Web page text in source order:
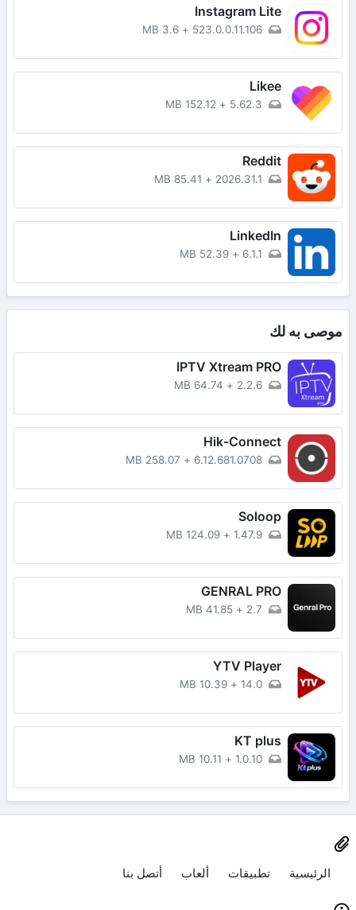
Instagram Lite
523.0.0.11.106
+
3.6 MB
Likee
5.62.3
+
152.12 MB
Reddit
2026.31.1
+
85.41 MB
LinkedIn
6.1.1
+
52.39 MB
موصى به لك
IPTV Xtream PRO
2.2.6
+
64.74 MB
Hik-Connect
6.12.681.0708
+
258.07 MB
Soloop
1.47.9
+
124.09 MB
GENRAL PRO
2.7
+
41.85 MB
YTV Player
14.0
+
10.39 MB
KT plus
1.0.10
+
10.11 MB
الرئيسية تطبيقات ألعاب أتصل بنا